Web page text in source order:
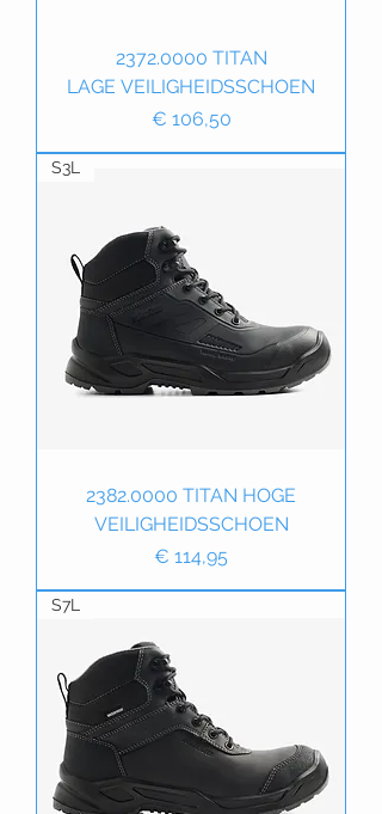
2372.0000 TITAN
LAGE VEILIGHEIDSSCHOEN
Prijs
€ 106,50
S3L
2382.0000 TITAN HOGE
VEILIGHEIDSSCHOEN
Prijs
€ 114,95
S7L